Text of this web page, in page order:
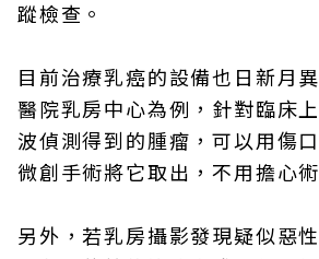
蹤檢查。
目前治療乳癌的設備也日新月
醫院乳房中心為例，針對臨床
波偵測得到的腫瘤，可以用傷
微創手術將它取出，不用擔心
另外，若乳房攝影發現疑似惡